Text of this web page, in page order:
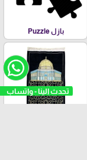
بازل Puzzle